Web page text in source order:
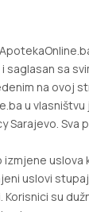
sa
na ovoj
u
Sarajevo. Sva
izmjene uslova
uslovi
su